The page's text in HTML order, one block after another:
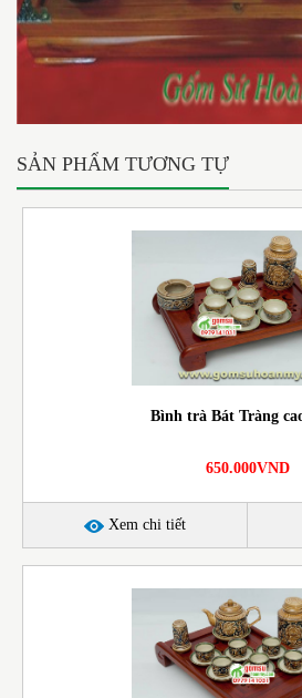
SẢN PHẨM TƯƠNG TỰ
Bình trà Bát Tràng
650.000VND
Xem chi tiết